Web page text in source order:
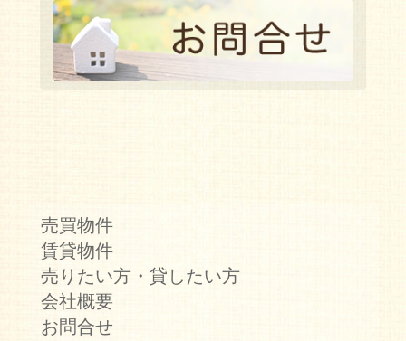
売買物件
賃貸物件
売りたい方・貸したい方
会社概要
お問合せ